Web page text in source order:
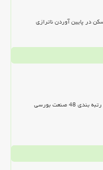
در پایین آوردن ناترازی
بورسی